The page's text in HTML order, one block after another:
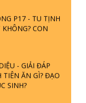
ĐẶC BIỆT
NHÂN LÀ AI?
MÀ CÓ?
P19 - MA
ĐỂ ĐỨC CHO